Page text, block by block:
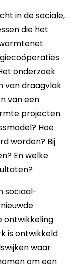
in de sociale,
die het
onderzoek
van draagvlak
van een
projecten.
Hoe
worden? Bij
En welke
sociaal-
ontwikkeling
is ontwikkeld
waar
om een